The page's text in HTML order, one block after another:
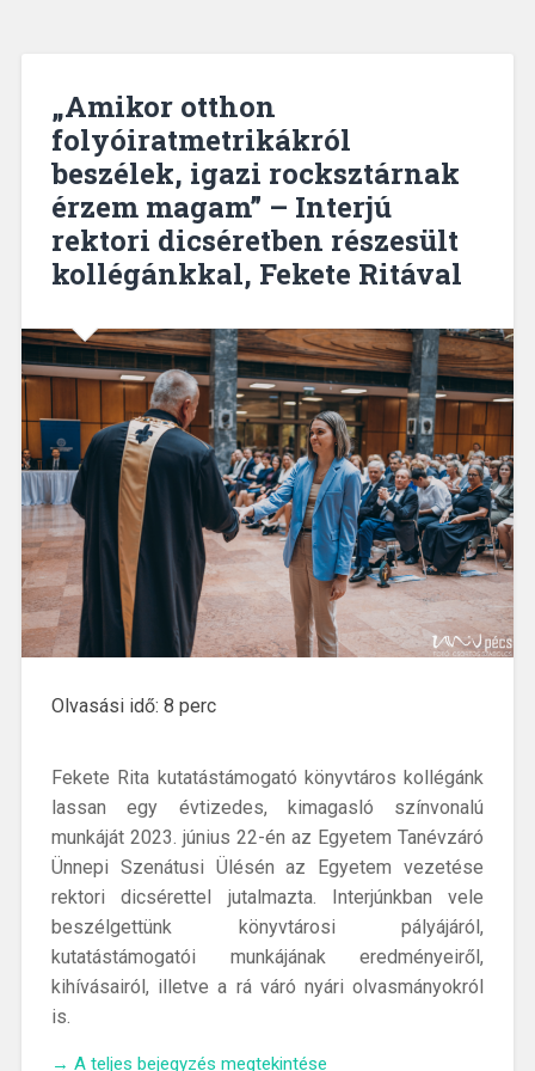
„Amikor otthon
folyóiratmetrikákról
beszélek, igazi rocksztárnak
érzem magam” – Interjú
rektori dicséretben részesült
kollégánkkal, Fekete Ritával
Olvasási idő: 8 perc
Fekete Rita kutatástámogató könyvtáros kollégánk
lassan egy évtizedes, kimagasló színvonalú
munkáját 2023. június 22-én az Egyetem Tanévzáró
Ünnepi Szenátusi Ülésén az Egyetem vezetése
rektori dicsérettel jutalmazta.
Interjúnkban vele
beszélgettünk könyvtárosi pályájáról,
kutatástámogatói munkájának eredményeiről,
kihívásairól, illetve a rá váró nyári olvasmányokról
is.
„„Amikor
→ A teljes bejegyzés megtekintése